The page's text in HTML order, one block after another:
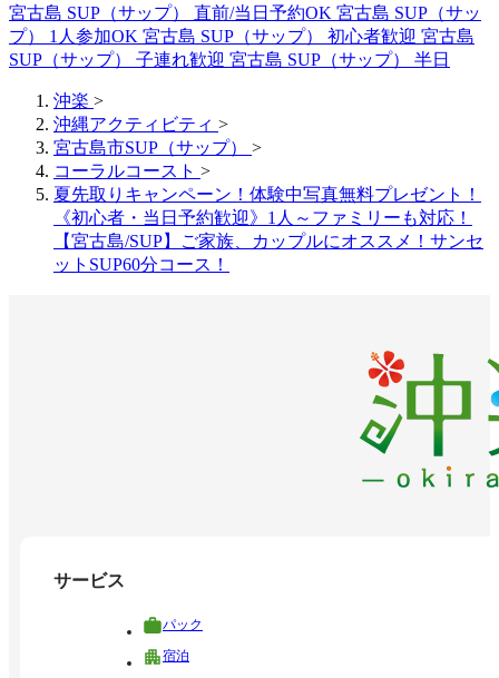
宮古島 SUP（サップ） 直前/当日予約OK 宮古島 SUP（サッ
プ） 1人参加OK 宮古島 SUP（サップ） 初心者歓迎 宮古島
SUP（サップ） 子連れ歓迎 宮古島 SUP（サップ） 半日
沖楽 >
沖縄アクティビティ >
宮古島市SUP（サップ） >
コーラルコースト >
夏先取りキャンペーン！体験中写真無料プレゼント！
《初心者・当日予約歓迎》1人～ファミリーも対応！
【宮古島/SUP】ご家族、カップルにオススメ！サンセ
ットSUP60分コース！
サービス
パック
宿泊